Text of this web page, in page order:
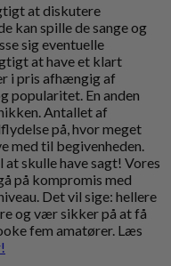
at diskutere
kan spille de sange og
sig eventuelle
at have et klart
i pris afhængig af
popularitet. En anden
Antallet af
på, hvor meget
med til begivenheden.
skulle have sagt! Vores
på kompromis med
Det vil sige: hellere
og vær sikker på at få
fem amatører. Læs